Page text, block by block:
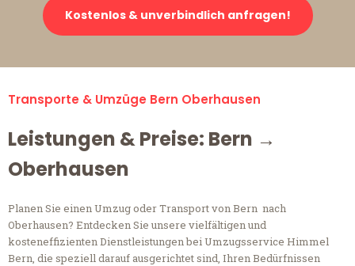
Kostenlos & unverbindlich anfragen!
Transporte & Umzüge Bern Oberhausen
Leistungen & Preise: Bern →
Oberhausen
Planen Sie einen Umzug oder Transport von Bern nach
Oberhausen? Entdecken Sie unsere vielfältigen und
kosteneffizienten Dienstleistungen bei Umzugsservice Himmel
Bern, die speziell darauf ausgerichtet sind, Ihren Bedürfnissen